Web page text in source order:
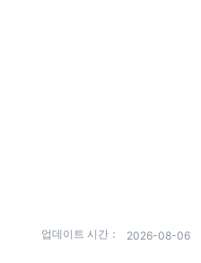
업데이트 시간： 2026-08-06